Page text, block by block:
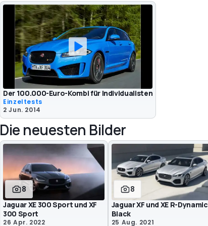
Der 100.000-Euro-Kombi für Individualisten
Einzeltests
2 Jun. 2014
Die neuesten Bilder
8
Jaguar XE 300 Sport und XF
300 Sport
26 Apr. 2022
8
Jaguar XF und XE R-Dynamic
Black
25 Aug. 2021